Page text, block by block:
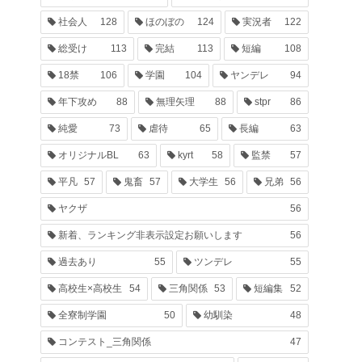
社会人 128 ほのぼの 124 実況者 122
総受け 113 完結 113 短編 108
18禁 106 学園 104 ヤンデレ 94
年下攻め 88 無理矢理 88 stpr 86
純愛 73 虐待 65 長編 63
オリジナルBL 63 kyrt 58 監禁 57
平凡 57 鬼畜 57 大学生 56 兄弟 56
ヤクザ 56
新着、ランキング非表示設定お願いします 56
過去あり 55 ツンデレ 55
高校生×高校生 54 三角関係 53 短編集 52
全寮制学園 50 幼馴染 48
コンテスト_三角関係 47